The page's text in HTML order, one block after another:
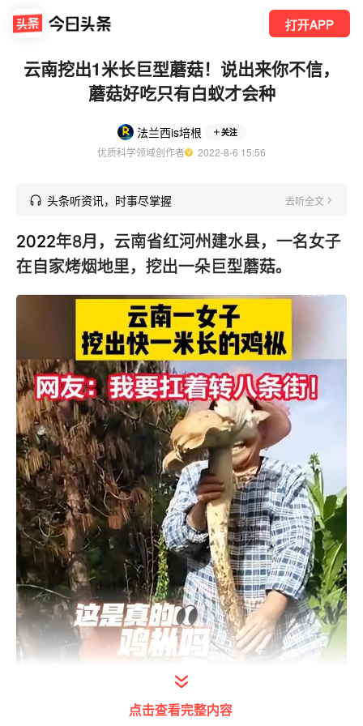
打开APP
云南挖出1米长巨型蘑菇！说出来你不信，
蘑菇好吃只有白蚁才会种
法兰西is培根 关注
优质科学领域创作者
  2022-8-6 15:56
头条听资讯，时事尽掌握 去听全文
2022年8月，云南省红河州建水县，一名女子
在自家烤烟地里，挖出一朵巨型蘑菇。
点击查看完整内容